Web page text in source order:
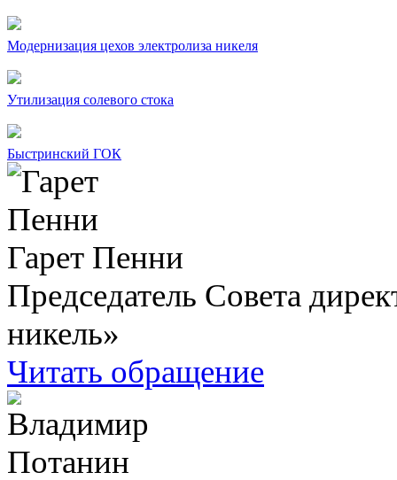
Модернизация цехов электролиза никеля
Утилизация солевого стока
Быстринский ГОК
Гарет Пенни
Председатель Совета
никель»
Читать обращение